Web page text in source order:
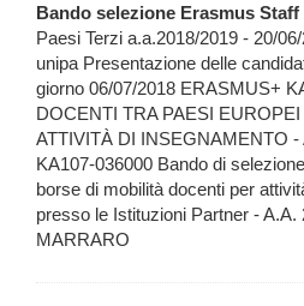
Bando selezione Erasmus Staff
Paesi Terzi a.a.2018/2019 - 20/
unipa Presentazione delle
giorno 06/07/2018 ERASMUS+
DOCENTI TRA PAESI
ATTIVITÀ DI INSEGNAMENTO
KA107-036000 Bando di
borse di mobilità docenti per
presso le Istituzioni Partner -
MARRARO